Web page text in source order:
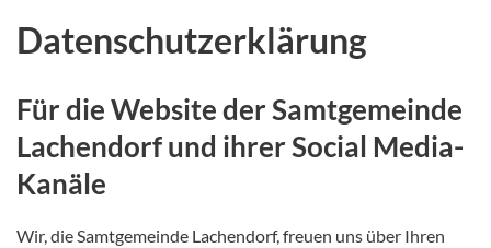
Datenschutzerklärung
Für die Website der Samtgemeinde
Lachendorf und ihrer Social Media-
Kanäle
Wir, die Samtgemeinde Lachendorf, freuen uns über Ihren